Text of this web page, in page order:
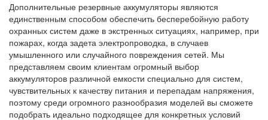
Дополнительные резервные аккумуляторы являются
единственным способом обеспечить бесперебойную работу
охранных систем даже в экстренных ситуациях, например, при
пожарах, когда задета электропроводка, в случаев
умышленного или случайного повреждения сетей. Мы
представляем своим клиентам огромный выбор
аккумуляторов различной емкости специально для систем,
чувствительных к качеству питания и перепадам напряжения,
поэтому среди огромного разнообразия моделей вы сможете
подобрать идеально подходящее для конкретных условий